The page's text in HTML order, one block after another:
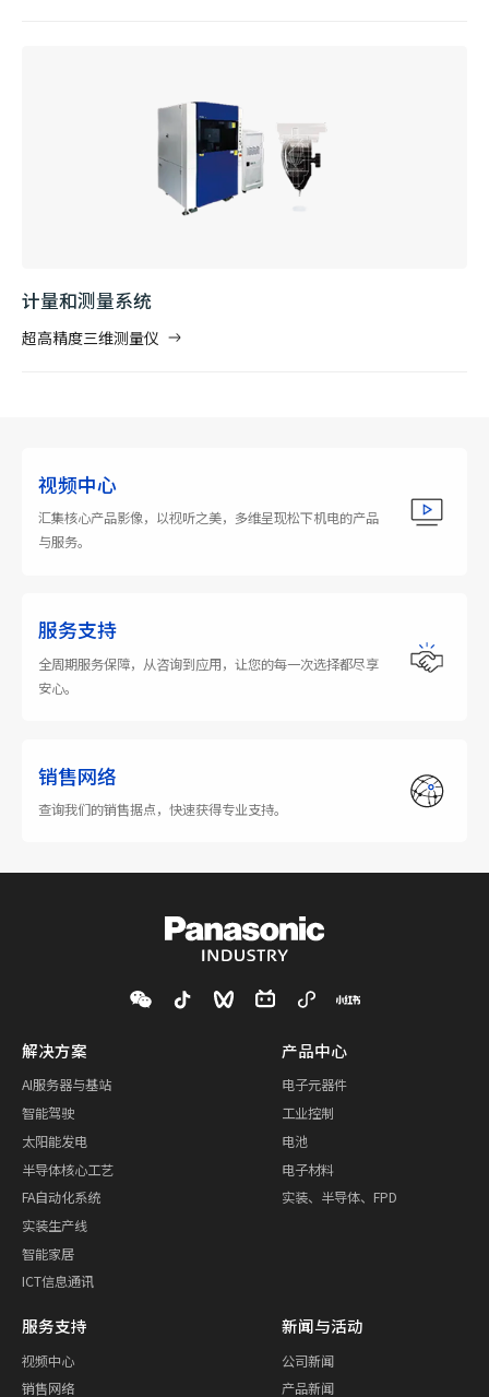
计量和测量系统
超高精度三维测量仪
视频中心
汇集核心产品影像，以视听之美，多维呈现松下机电的产品
与服务。
服务支持
全周期服务保障，从咨询到应用，让您的每一次选择都尽享
安心。
销售网络
查询我们的销售据点，快速获得专业支持。
解决方案
AI服务器与基站
智能驾驶
太阳能发电
半导体核心工艺
FA自动化系统
实装生产线
智能家居
ICT信息通讯
产品中心
电子元器件
工业控制
电池
电子材料
实装、半导体、FPD
服务支持
视频中心
销售网络
新闻与活动
公司新闻
产品新闻